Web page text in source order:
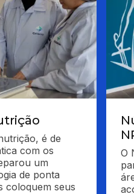
é de
com os
um
de ponta
coloquem seus
O